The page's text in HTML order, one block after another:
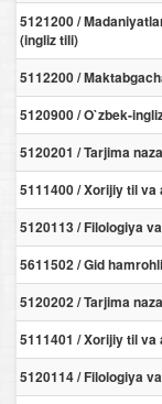
5121200 /
(ingliz tili)
5112200 /
5120900 / O`zbek-
5120201 / Tarjima
5111400 / Xorijiy til
5120113 / Filologiya
5611502 / Gid
5120202 / Tarjima
5111401 / Xorijiy til
5120114 / Filologiya